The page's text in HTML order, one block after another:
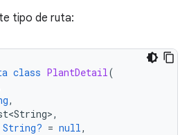
tipo de ruta:
class PlantDetail (
,
,
String? = null ,